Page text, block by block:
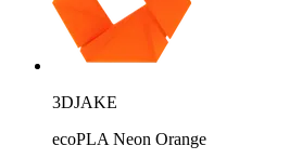
3DJAKE
ecoPLA Neon Orange